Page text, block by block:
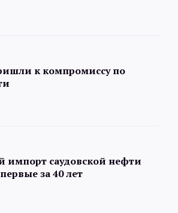
к компромиссу по
импорт саудовской нефти
за 40 лет